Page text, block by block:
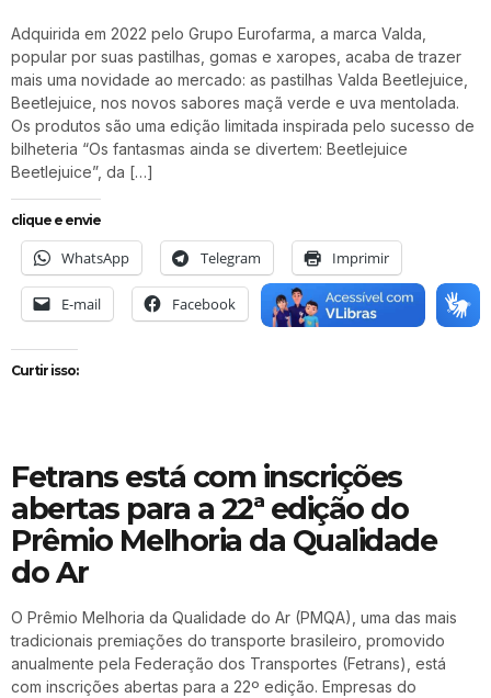
Adquirida em 2022 pelo Grupo Eurofarma, a marca Valda,
popular por suas pastilhas, gomas e xaropes, acaba de trazer
mais uma novidade ao mercado: as pastilhas Valda Beetlejuice,
Beetlejuice, nos novos sabores maçã verde e uva mentolada.
Os produtos são uma edição limitada inspirada pelo sucesso de
bilheteria “Os fantasmas ainda se divertem: Beetlejuice
Beetlejuice”, da […]
clique e envie
WhatsApp Telegram Imprimir
E-mail Facebook X
Curtir isso:
Fetrans está com inscrições
abertas para a 22ª edição do
Prêmio Melhoria da Qualidade
do Ar
O Prêmio Melhoria da Qualidade do Ar (PMQA), uma das mais
tradicionais premiações do transporte brasileiro, promovido
anualmente pela Federação dos Transportes (Fetrans), está
com inscrições abertas para a 22º edição. Empresas do